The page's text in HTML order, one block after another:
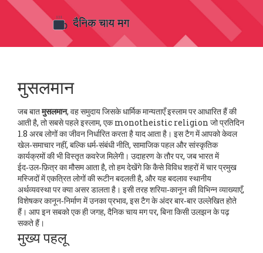
मुसलमान
जब बातमुसलमान, वह समुदाय जिसके धार्मिक मान्यताएँ इस्लाम पर आधारित हैंकी
आती है, तो सबसे पहलेइस्लाम, एक monotheistic religion जो प्रतिदिन
1.8 अरब लोगों का जीवन निर्धारित करता हैयाद आता है। इस टैग में आपको केवल
खेल‑समाचार नहीं, बल्कि धर्म‑संबंधी नीति, सामाजिक पहल और सांस्कृतिक
कार्यक्रमों की भी विस्तृत कवरेज मिलेगी। उदाहरण के तौर पर, जब भारत में
ईद‑उल‑फ़ित्र का मौसम आता है, तो हम देखेंगे कि कैसे विविध शहरों में चार प्रमुख
मस्जिदों में एकत्रित लोगों की रूटीन बदलती है, और यह बदलाव स्थानीय
अर्थव्यवस्था पर क्या असर डालता है। इसी तरह शरिया‑कानून की विभिन्न व्याख्याएँ,
विशेषकर कानून‑निर्माण में उनका प्रभाव, इस टैग के अंदर बार‑बार उल्लेखित होते
हैं। आप इन सबको एक ही जगह, दैनिक चाय मग पर, बिना किसी उलझन के पढ़
सकते हैं।
मुख्य पहलू